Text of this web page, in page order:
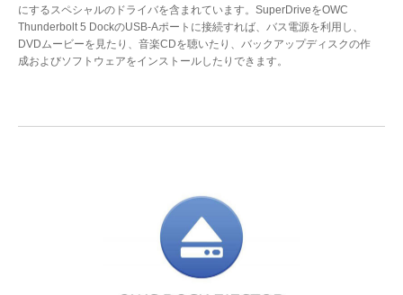
にするスペシャルのドライバを含まれています。SuperDriveをOWC
Thunderbolt 5 DockのUSB-Aポートに接続すれば、バス電源を利用し、
DVDムービーを見たり、音楽CDを聴いたり、バックアップディスクの作
成およびソフトウェアをインストールしたりできます。